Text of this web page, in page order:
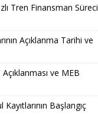
Tren Finansman Süreci
Açıklanma Tarihi ve
ve MEB
Başlangıç